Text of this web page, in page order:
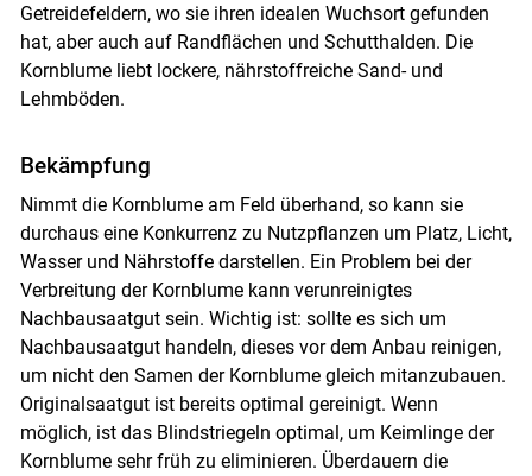
Getreidefeldern, wo sie ihren idealen Wuchsort gefunden
hat, aber auch auf Randflächen und Schutthalden. Die
Kornblume liebt lockere, nährstoffreiche Sand- und
Lehmböden.
Bekämpfung
Nimmt die Kornblume am Feld überhand, so kann sie
durchaus eine Konkurrenz zu Nutzpflanzen um Platz, Licht,
Wasser und Nährstoffe darstellen. Ein Problem bei der
Verbreitung der Kornblume kann verunreinigtes
Nachbausaatgut sein. Wichtig ist: sollte es sich um
Nachbausaatgut handeln, dieses vor dem Anbau reinigen,
um nicht den Samen der Kornblume gleich mitanzubauen.
Originalsaatgut ist bereits optimal gereinigt. Wenn
möglich, ist das Blindstriegeln optimal, um Keimlinge der
Kornblume sehr früh zu eliminieren. Überdauern die